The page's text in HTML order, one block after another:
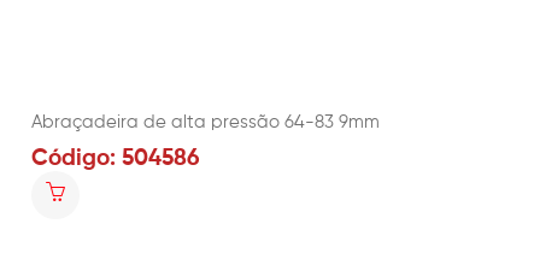
Abraçadeira de alta pressão 64-83 9mm
Código: 504586